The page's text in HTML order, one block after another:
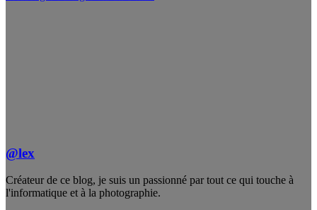
@lex
Créateur de ce blog, je suis un passionné par tout ce qui touche à
l'informatique et à la photographie.